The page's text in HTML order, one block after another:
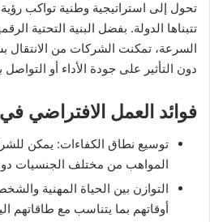
تحول إلى استراتيجية وطنية تواكب رؤية
تتبناها الدولة. بفضل البنية التحتية
السرعة، تمكنت الشركات من الانتقال
دون التأثير على جودة الأداء أو
فوائد العمل الافتراضي
توسيع نطاق الكفاءات: يمكن
المواهب من مختلف الجنسيات
التوازن بين الحياة المهنية
أوقاتهم بما يتناسب مع طاقاتهم